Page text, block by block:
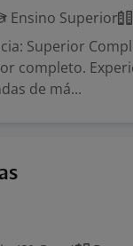
Ensino Superior
Superior
completo.
de má...